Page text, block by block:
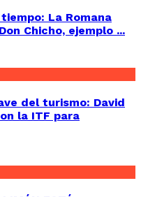
La Romana
Chicho, ejemplo ...
del turismo: David
la ITF para